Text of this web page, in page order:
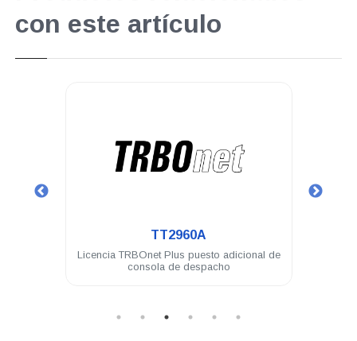
con este artículo
TT2960A
Licencia TRBOnet Plus puesto adicional de
consola de despacho